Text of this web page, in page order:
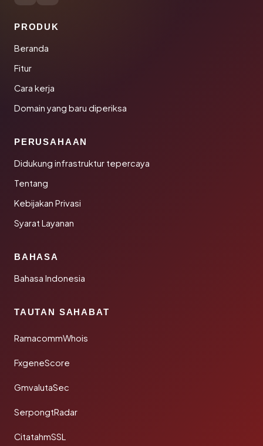
PRODUK
Beranda
Fitur
Cara kerja
Domain yang baru diperiksa
PERUSAHAAN
Didukung infrastruktur tepercaya
Tentang
Kebijakan Privasi
Syarat Layanan
BAHASA
Bahasa Indonesia
TAUTAN SAHABAT
RamacommWhois
FxgeneScore
GmvalutaSec
SerpongtRadar
CitatahmSSL